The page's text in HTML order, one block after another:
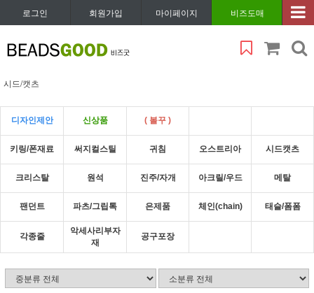
로그인 회원가입 마이페이지 비즈도매
시드/캣츠
디자인제안 신상품 ( 볼꾸 )
키링/폰재료 써지컬스틸 귀침 오스트리아 시드캣츠
크리스탈 원석 진주/자개 아크릴/우드 메탈
팬던트 파츠/그립톡 은제품 체인(chain) 태슬/폼폼
각종줄
악세사리부자
재
공구포장